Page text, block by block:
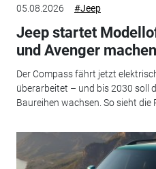
05.08.2026 #Jeep
Jeep startet
und Avenger
Der Compass fährt jetzt
überarbeitet – und bis 2030 soll
Baureihen wachsen. So sieht die